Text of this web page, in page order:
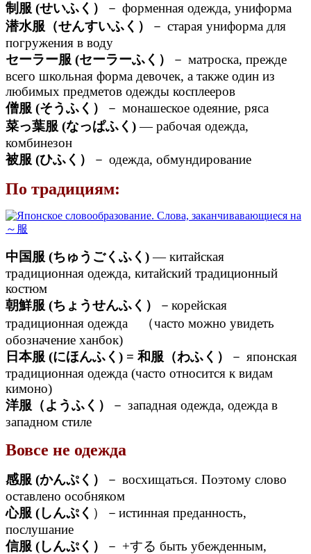
制服 (せいふく）
－ форменная одежда, униформа
潜水服（せんすいふく）
－ старая униформа для
погружения в воду
セーラー服 (セーラーふく）
－ матроска, прежде
всего школьная форма девочек, а также один из
любимых предметов одежды косплееров
僧服 (そうふく）
－ монашеское одеяние, ряса
菜っ葉服 (なっぱふく)— рабочая одежда,
комбинезон
被服 (ひふく）
－ одежда, обмундирование
По традициям:
中国服 (ちゅうごくふく)— китайская
традиционная одежда, китайский традиционный
костюм
朝鮮服 (ちょうせんふく）
－корейская
традиционная одежда （часто можно увидеть
обозначение ханбок)
日本服 (にほんふく) = 和服（わふく）
－ японская
традиционная одежда (часто относится к видам
кимоно)
洋服（ようふく）
－ западная одежда, одежда в
западном стиле
Вовсе не одежда
感服 (かんぷく）
－ восхищаться. Поэтому слово
оставлено особняком
心服 (しんぷく ）－истинная преданность,
послушание
信服 (しんぷく）
－ +する быть убежденным,